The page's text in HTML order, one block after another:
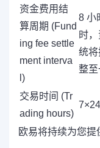
资金费用结
算周期 (Fund
ing fee settle
ment interva
l)
8 小
时
统将
整
交易时间 (Tr
ading hours)
欧易将持续为您提